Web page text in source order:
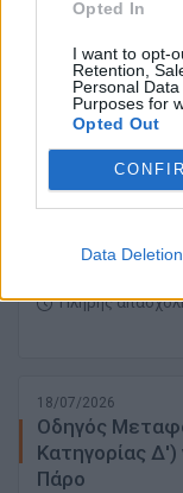
Opted In
I want to opt-
Retention,
Personal
Purposes for
Opted Out
Data Deletion
ΧΑΝΙΑ
Πλήρης
18/07/2026
Πλήρης
18/07/2026
Οδηγός
Κατηγορίας Δ')
Πάρο